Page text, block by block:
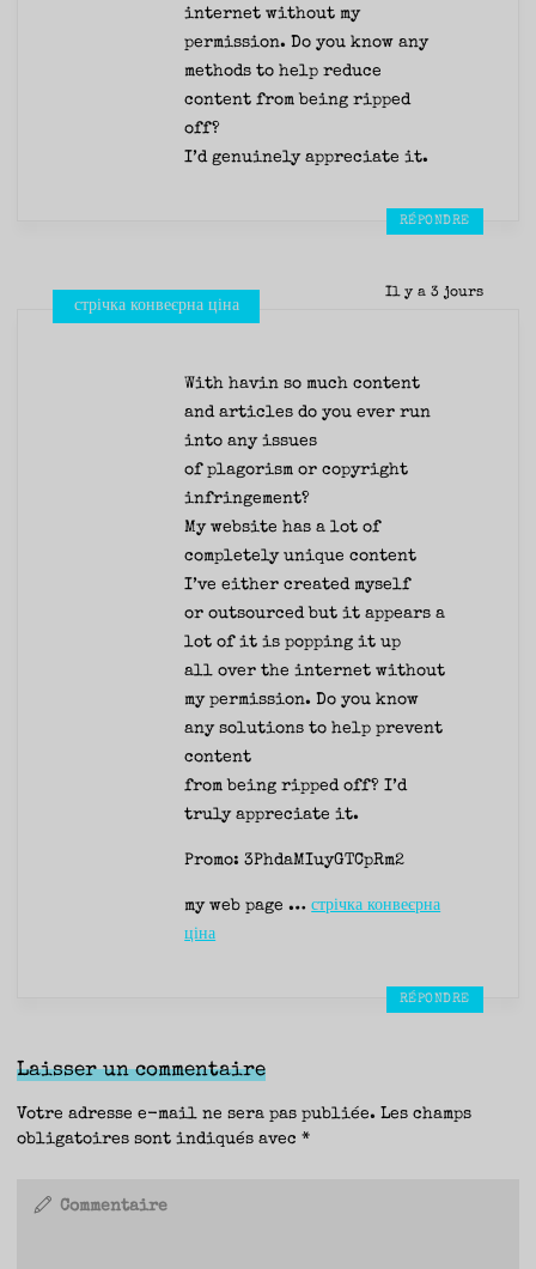
internet without my
permission. Do you know any
methods to help reduce
content from being ripped
off?
I’d genuinely appreciate it.
RÉPONDRE
Il y a 3 jours
стрічка конвеєрна ціна
With havin so much content
and articles do you ever run
into any issues
of plagorism or copyright
infringement?
My website has a lot of
completely unique content
I’ve either created myself
or outsourced but it appears a
lot of it is popping it up
all over the internet without
my permission. Do you know
any solutions to help prevent
content
from being ripped off? I’d
truly appreciate it.
Promo: 3PhdaMIuyGTCpRm2
my web page …стрічка конвеєрна
ціна
RÉPONDRE
Laisser un commentaire
Votre adresse e-mail ne sera pas publiée. Les champs
obligatoires sont indiqués avec*